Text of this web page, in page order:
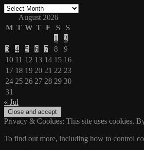
Archives
August 2026
M T W T F S
S
1
2
3
4 5 6 7 8
9
10 11 12 13 14 15 16
17 18 19 20 21 22 23
24 25 26 27 28 29 30
31
« Jul
Privacy & Cookies: This site uses cookies.
To find out more, including how to control